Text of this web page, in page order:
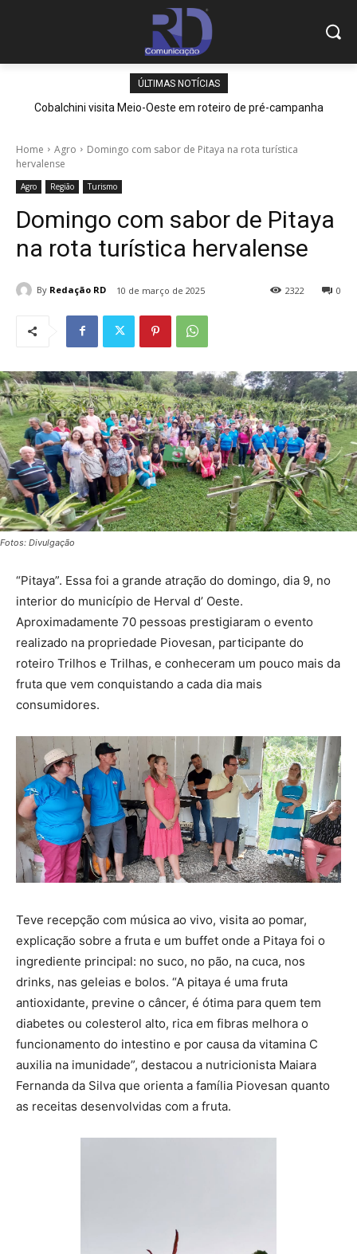
ÚLTIMAS NOTÍCIAS
Cobalchini visita Meio-Oeste em roteiro de pré-campanha
Home Agro
Domingo com sabor de Pitaya na rota turística
hervalense
Agro Região Turismo
Domingo com sabor de Pitaya
na rota turística hervalense
By Redação RD 10 de março de 2025 0
2322
Fotos: Divulgação
“Pitaya”. Essa foi a grande atração do domingo, dia 9, no
interior do município de Herval d’ Oeste.
Aproximadamente 70 pessoas prestigiaram o evento
realizado na propriedade Piovesan, participante do
roteiro Trilhos e Trilhas, e conheceram um pouco mais da
fruta que vem conquistando a cada dia mais
consumidores.
Teve recepção com música ao vivo, visita ao pomar,
explicação sobre a fruta e um buffet onde a Pitaya foi o
ingrediente principal: no suco, no pão, na cuca, nos
drinks, nas geleias e bolos. “A pitaya é uma fruta
antioxidante, previne o câncer, é ótima para quem tem
diabetes ou colesterol alto, rica em fibras melhora o
funcionamento do intestino e por causa da vitamina C
auxilia na imunidade”, destacou a nutricionista Maiara
Fernanda da Silva que orienta a família Piovesan quanto
as receitas desenvolvidas com a fruta.